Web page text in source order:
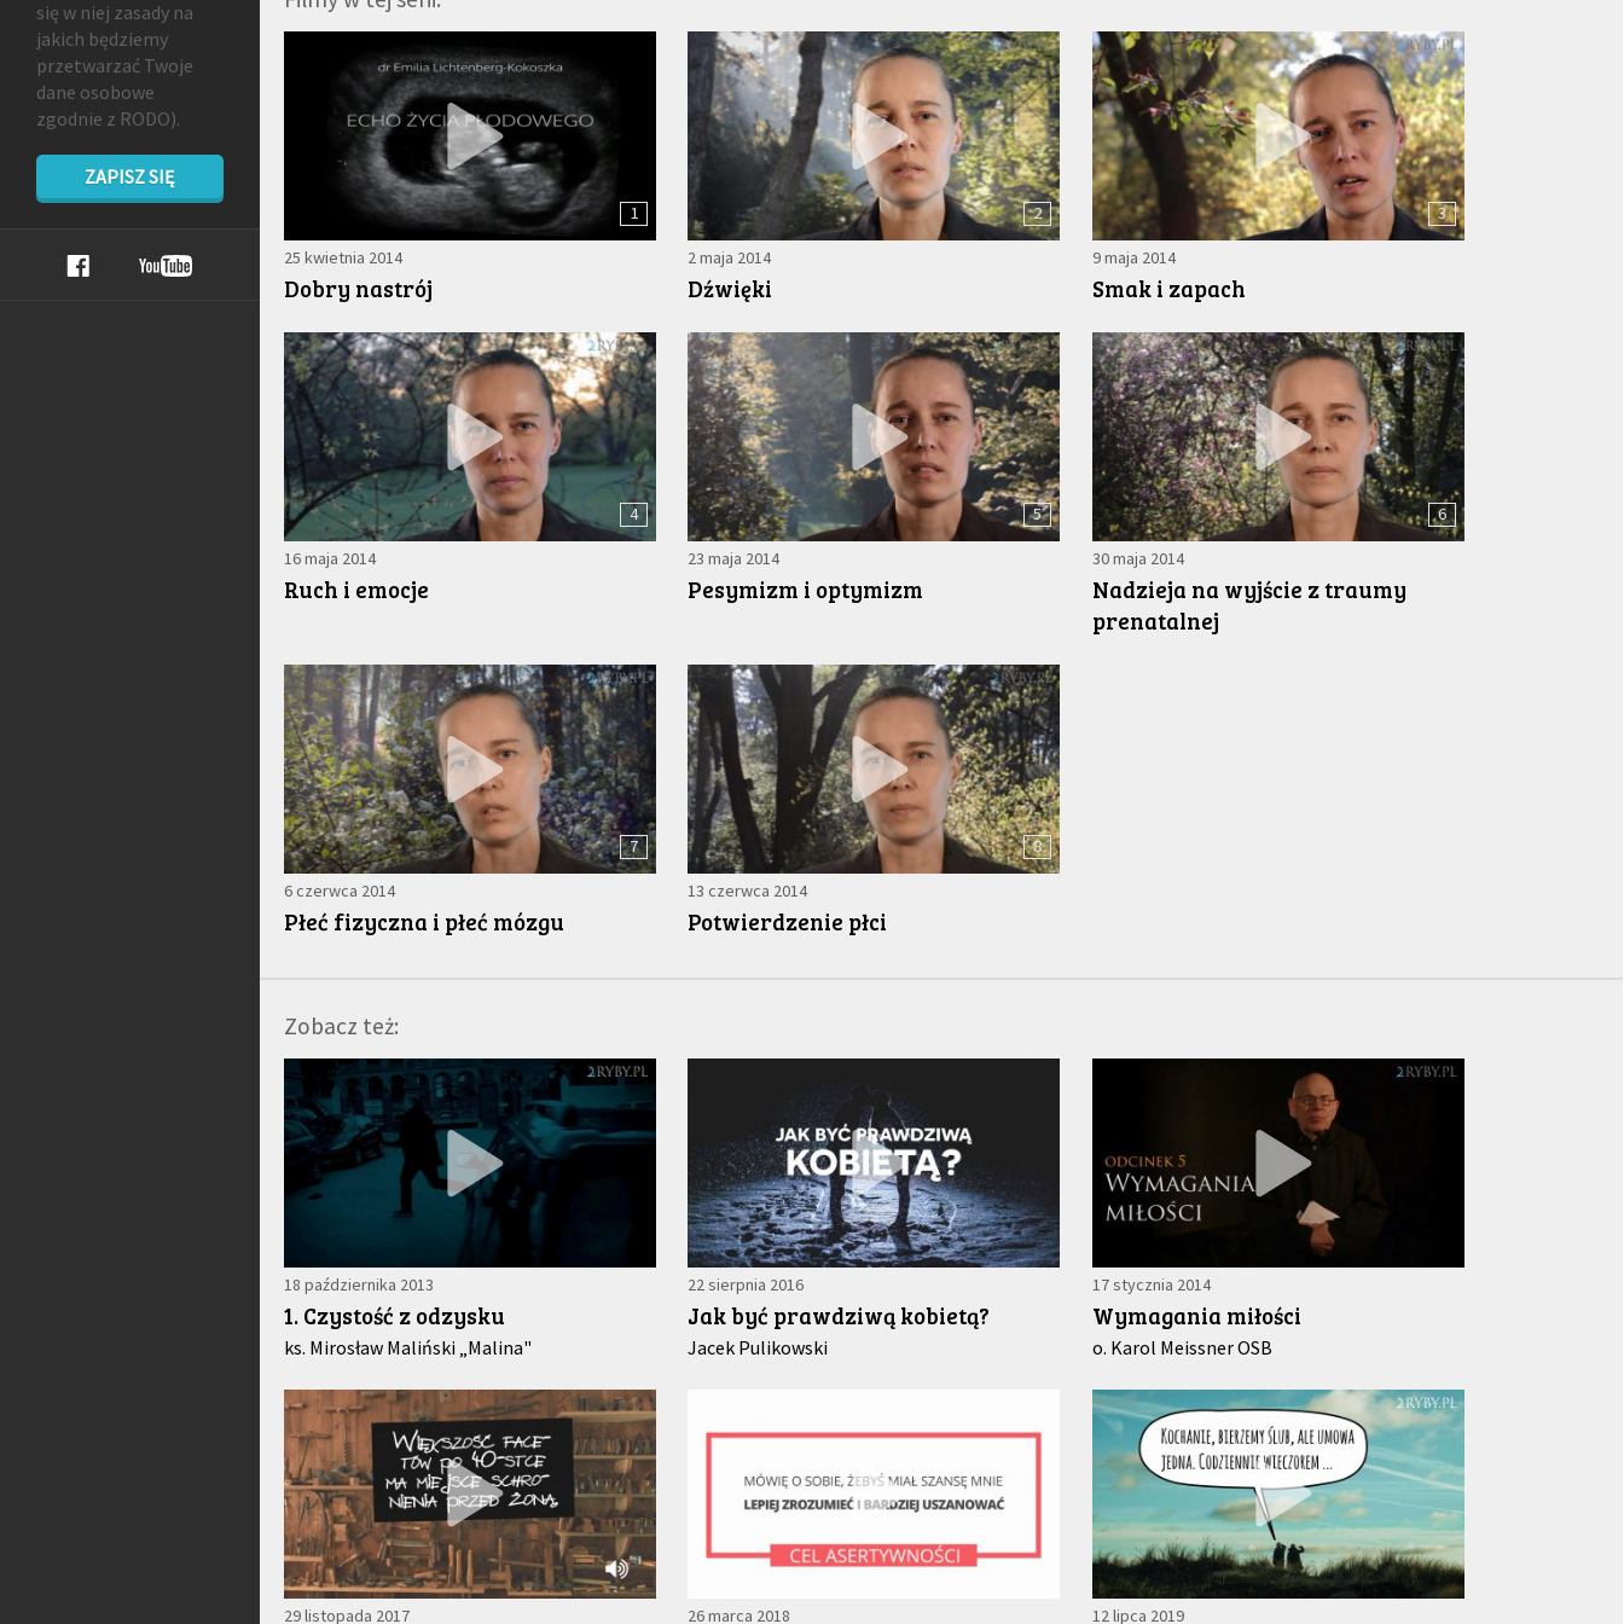
1
25 kwietnia 2014
Dobry nastrój
2
2 maja 2014
Dźwięki
3
9 maja 2014
Smak i zapach
4
16 maja 2014
Ruch i emocje
5
23 maja 2014
Pesymizm i optymizm
6
30 maja 2014
Nadzieja na wyjście z traumy
prenatalnej
7
6 czerwca 2014
Płeć fizyczna i płeć mózgu
8
13 czerwca 2014
Potwierdzenie płci
Zobacz też:
18 października 2013
1. Czystość z odzysku
ks. Mirosław Maliński „Malina"
22 sierpnia 2016
Jak być prawdziwą kobietą?
Jacek Pulikowski
17 stycznia 2014
Wymagania miłości
o. Karol Meissner OSB
29 listopada 2017 26 marca 2018 12 lipca 2019
się w niej zasady na
jakich będziemy
przetwarzać Twoje
dane osobowe
zgodnie z RODO).
ZAPISZ SIĘ